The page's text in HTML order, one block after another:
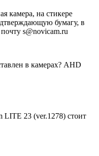
камера, на стикере
бумагу, в
s@novicam.ru
в камерах? AHD
23 (ver.1278) стоит